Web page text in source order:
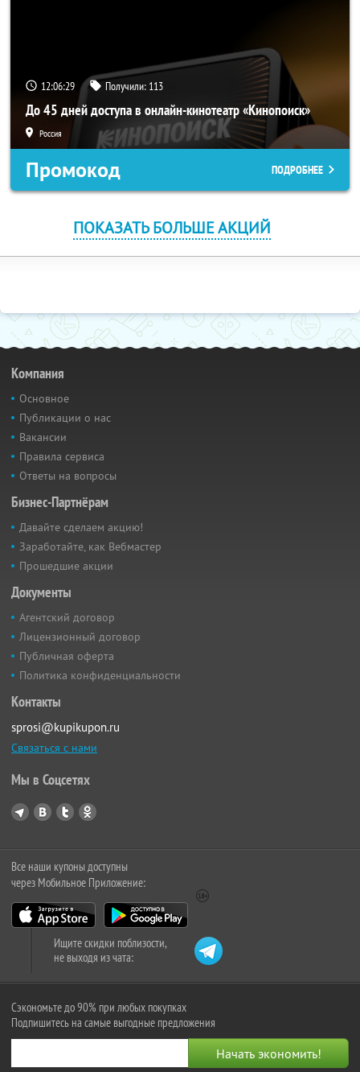
12:06:29 Получили: 113
До 45 дней доступа в онлайн-кинотеатр «Кинопоиск»
Россия
Промокод ПОДРОБНЕЕ
ПОКАЗАТЬ БОЛЬШЕ АКЦИЙ
Компания
Основное
Публикации о нас
Вакансии
Правила сервиса
Ответы на вопросы
Бизнес-Партнёрам
Давайте сделаем акцию!
Заработайте, как Вебмастер
Прошедшие акции
Документы
Агентский договор
Лицензионный договор
Публичная оферта
Политика конфиденциальности
Контакты
sprosi@kupikupon.ru
Связаться с нами
Мы в Соцсетях
Все наши купоны доступны
через Мобильное Приложение:
Ищите скидки поблизости,
не выходя из чата:
Сэкономьте до 90% при любых покупках
Подпишитесь на самые выгодные предложения